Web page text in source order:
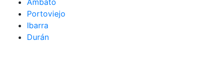
Ambato
Portoviejo
Ibarra
Durán